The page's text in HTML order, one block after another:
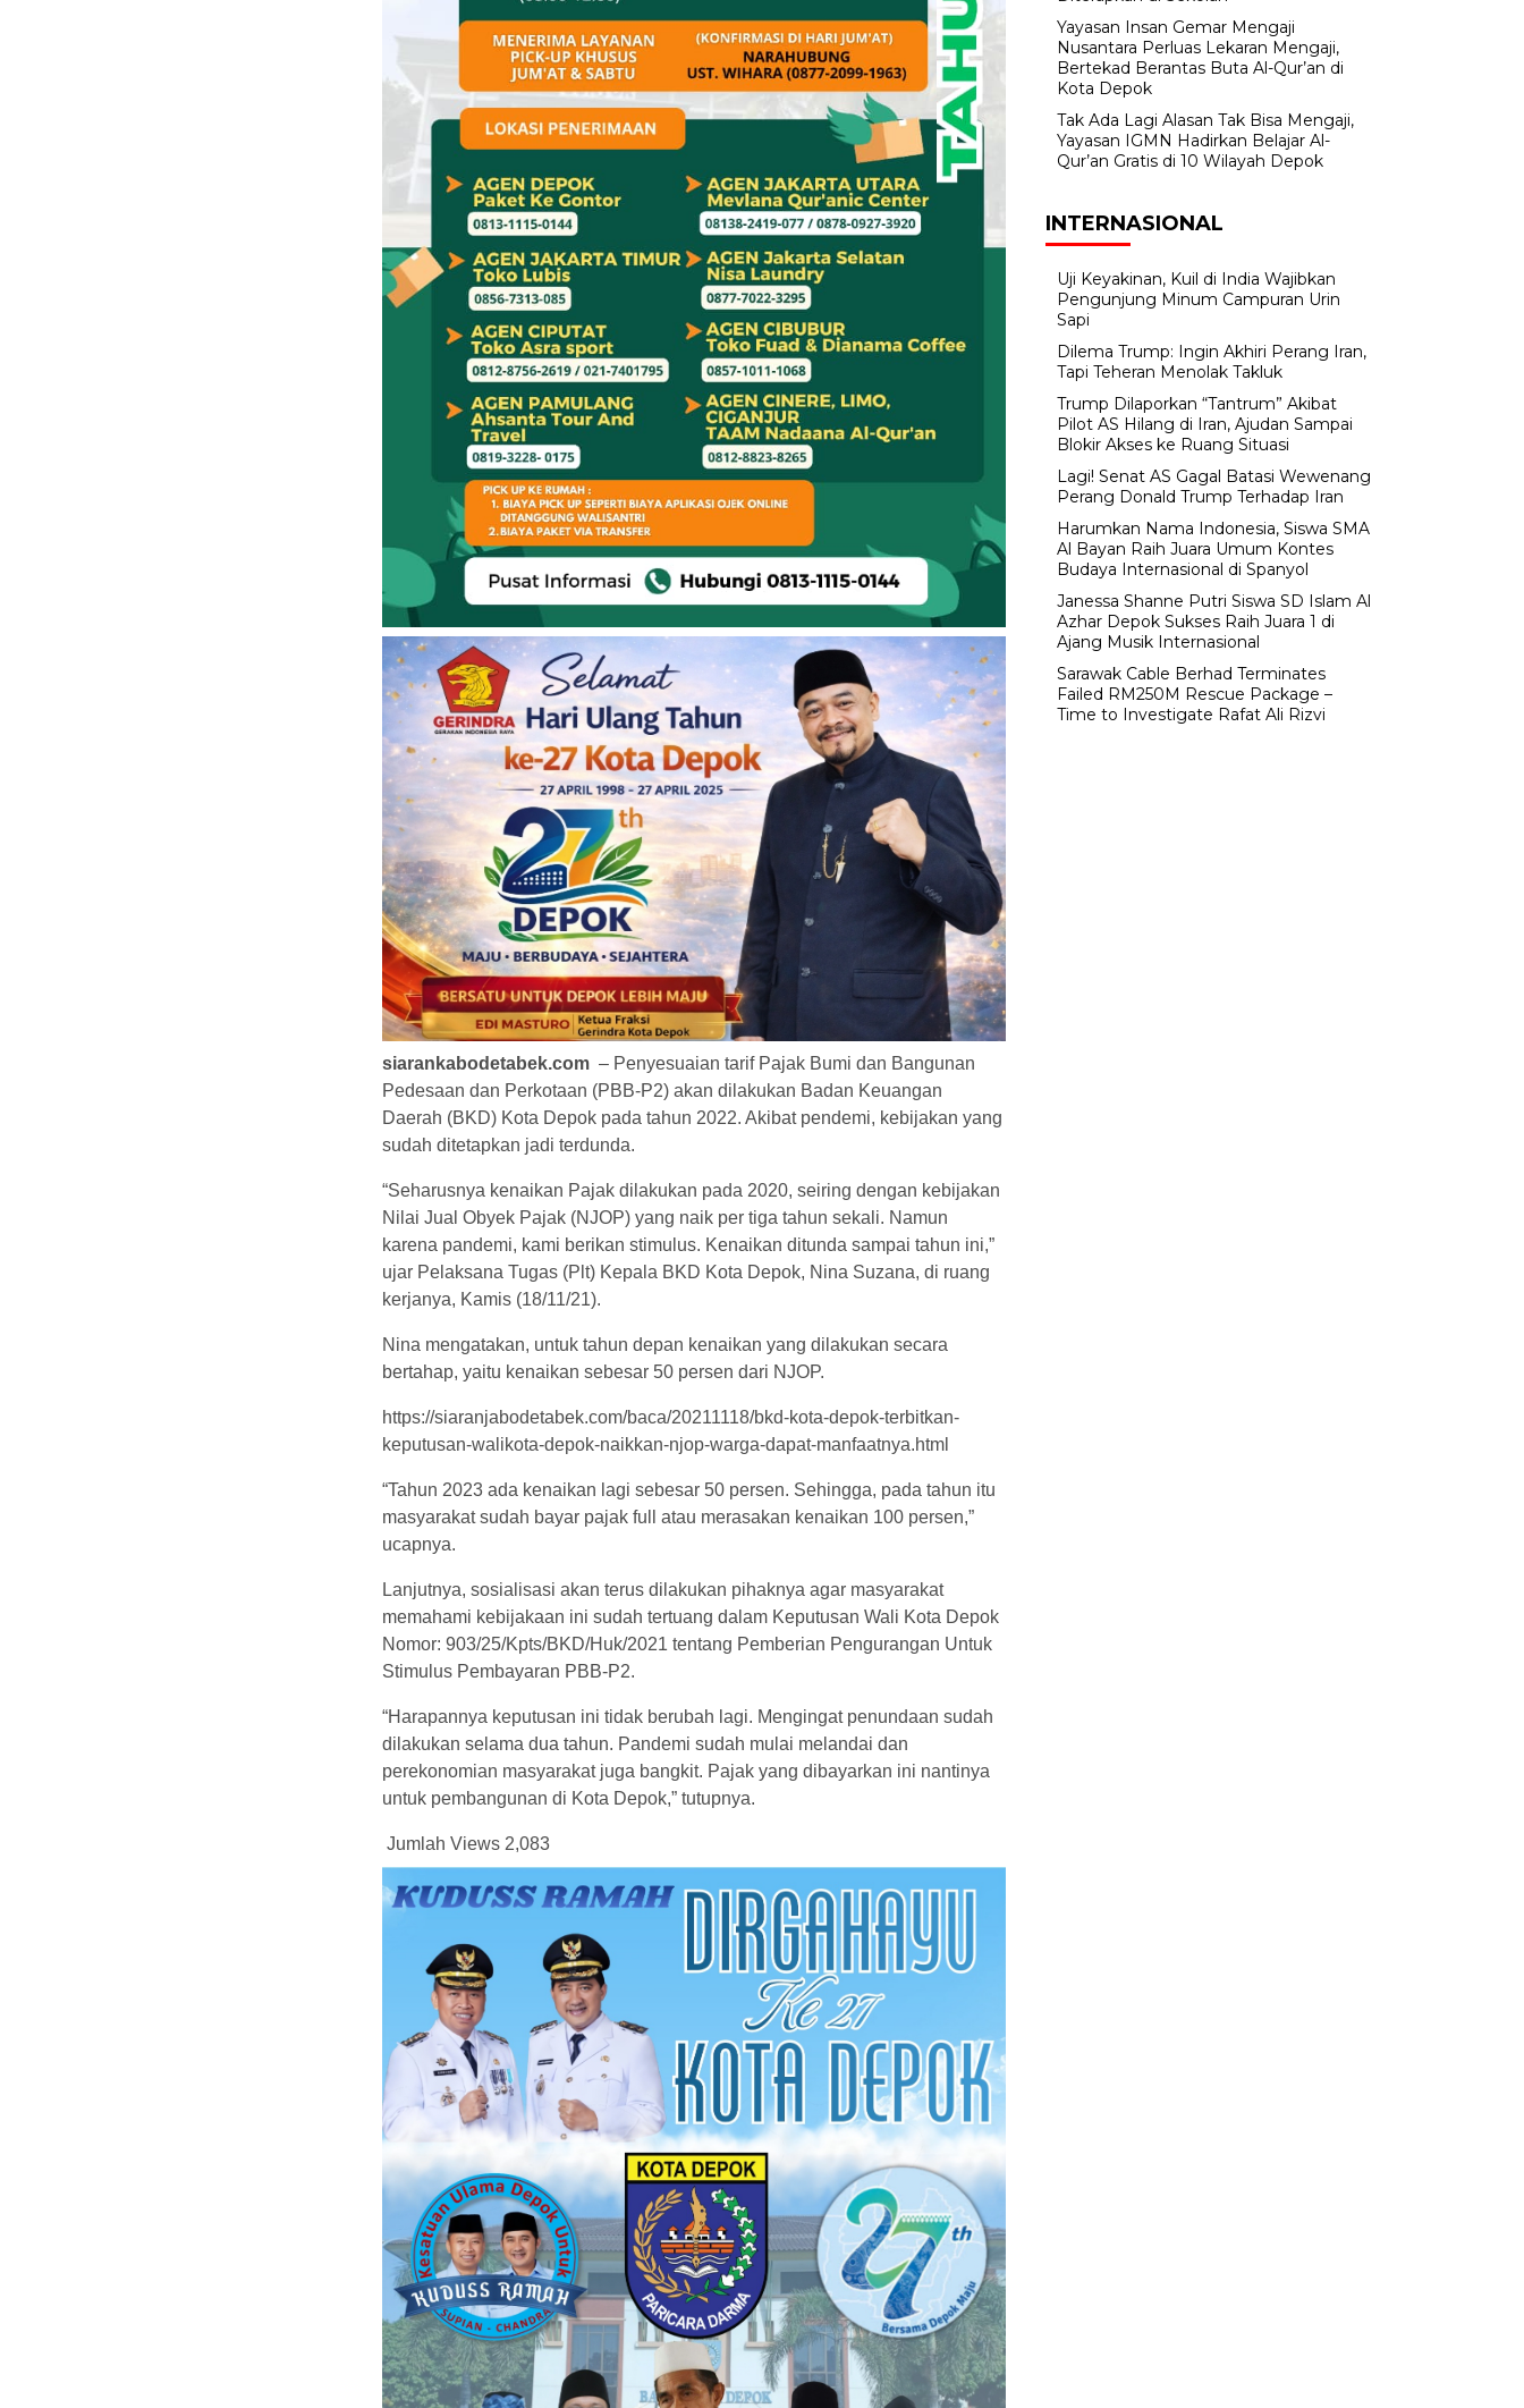
siarankabodetabek.com – Penyesuaian tarif Pajak Bumi dan Bangunan
Pedesaan dan Perkotaan (PBB-P2) akan dilakukan Badan Keuangan
Daerah (BKD) Kota Depok pada tahun 2022. Akibat pendemi, kebijakan yang
sudah ditetapkan jadi terdunda.
“Seharusnya kenaikan Pajak dilakukan pada 2020, seiring dengan kebijakan
Nilai Jual Obyek Pajak (NJOP) yang naik per tiga tahun sekali. Namun
karena pandemi, kami berikan stimulus. Kenaikan ditunda sampai tahun ini,”
ujar Pelaksana Tugas (Plt) Kepala BKD Kota Depok, Nina Suzana, di ruang
kerjanya, Kamis (18/11/21).
Nina mengatakan, untuk tahun depan kenaikan yang dilakukan secara
bertahap, yaitu kenaikan sebesar 50 persen dari NJOP.
https://siaranjabodetabek.com/baca/20211118/bkd-kota-depok-terbitkan-
keputusan-walikota-depok-naikkan-njop-warga-dapat-manfaatnya.html
“Tahun 2023 ada kenaikan lagi sebesar 50 persen. Sehingga, pada tahun itu
masyarakat sudah bayar pajak full atau merasakan kenaikan 100 persen,”
ucapnya.
Lanjutnya, sosialisasi akan terus dilakukan pihaknya agar masyarakat
memahami kebijakaan ini sudah tertuang dalam Keputusan Wali Kota Depok
Nomor: 903/25/Kpts/BKD/Huk/2021 tentang Pemberian Pengurangan Untuk
Stimulus Pembayaran PBB-P2.
“Harapannya keputusan ini tidak berubah lagi. Mengingat penundaan sudah
dilakukan selama dua tahun. Pandemi sudah mulai melandai dan
perekonomian masyarakat juga bangkit. Pajak yang dibayarkan ini nantinya
untuk pembangunan di Kota Depok,” tutupnya.
Jumlah Views 2,083
Yayasan Insan Gemar Mengaji
Nusantara Perluas Lekaran Mengaji,
Bertekad Berantas Buta Al-Qur’an di
Kota Depok
Tak Ada Lagi Alasan Tak Bisa Mengaji,
Yayasan IGMN Hadirkan Belajar Al-
Qur’an Gratis di 10 Wilayah Depok
INTERNASIONAL
Uji Keyakinan, Kuil di India Wajibkan
Pengunjung Minum Campuran Urin
Sapi
Dilema Trump: Ingin Akhiri Perang Iran,
Tapi Teheran Menolak Takluk
Trump Dilaporkan “Tantrum” Akibat
Pilot AS Hilang di Iran, Ajudan Sampai
Blokir Akses ke Ruang Situasi
Lagi! Senat AS Gagal Batasi Wewenang
Perang Donald Trump Terhadap Iran
Harumkan Nama Indonesia, Siswa SMA
Al Bayan Raih Juara Umum Kontes
Budaya Internasional di Spanyol
Janessa Shanne Putri Siswa SD Islam Al
Azhar Depok Sukses Raih Juara 1 di
Ajang Musik Internasional
Sarawak Cable Berhad Terminates
Failed RM250M Rescue Package –
Time to Investigate Rafat Ali Rizvi